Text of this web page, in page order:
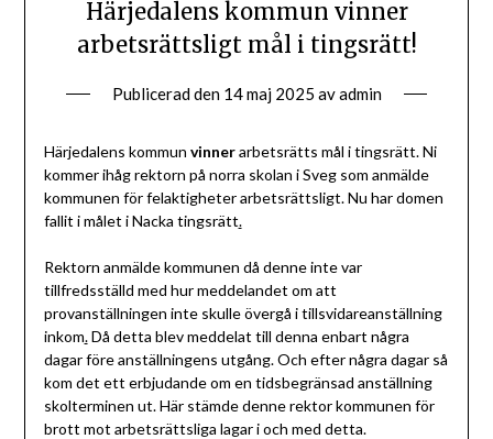
Härjedalens kommun vinner
arbetsrättsligt mål i tingsrätt!
Publicerad den 14 maj 2025 avadmin
Härjedalens kommun vinnerarbetsrätts mål i tingsrätt. Ni
kommer ihåg rektorn på norra skolan i Sveg som anmälde
kommunen för felaktigheter arbetsrättsligt. Nu har domen
fallit i målet i Nacka tingsrätt.
Rektorn anmälde kommunen då denne inte var
tillfredsställd med hur meddelandet om att
provanställningen inte skulle övergå i tillsvidareanställning
inkom.Då detta blev meddelat till denna enbart några
dagar före anställningens utgång. Och efter några dagar så
kom det ett erbjudande om en tidsbegränsad anställning
skolterminen ut. Här stämde denne rektor kommunen för
brott mot arbetsrättsliga lagar i och med detta.